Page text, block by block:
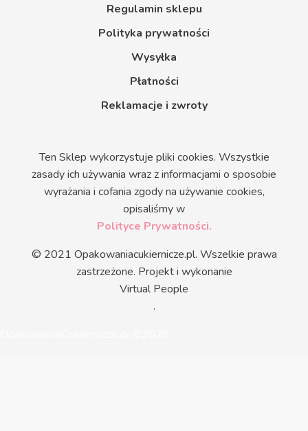
Regulamin sklepu
Polityka prywatności
Wysyłka
Płatności
Reklamacje i zwroty
Ten Sklep wykorzystuje pliki cookies. Wszystkie
zasady ich używania wraz z informacjami o sposobie
wyrażania i cofania zgody na używanie cookies,
opisaliśmy w
Polityce Prywatności.
© 2021 Opakowaniacukiernicze.pl. Wszelkie prawa
zastrzeżone. Projekt i wykonanie
Virtual People
.